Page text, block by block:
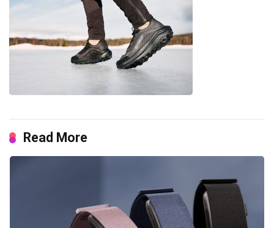
Read More